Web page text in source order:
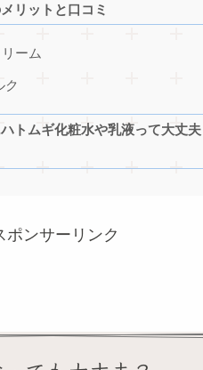
リットと口コミ
ーム
ク
トムギ化粧水や乳液って大丈
ポンサーリンク